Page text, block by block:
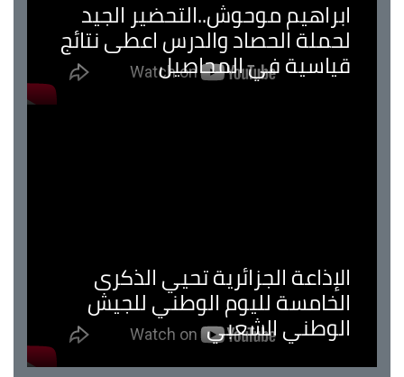
ابراهيم موحوش..التحضير الجيد
لحملة الحصاد والدرس اعطى نتائج
قياسية في المحاصيل
الإذاعة الجزائرية تحيي الذكرى
الخامسة لليوم الوطني للجيش
الوطني الشعبي